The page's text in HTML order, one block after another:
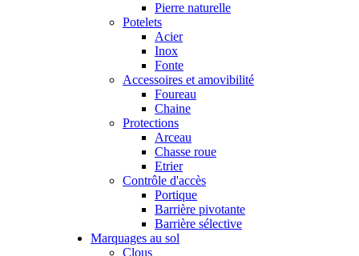
Pierre naturelle
Potelets
Acier
Inox
Fonte
Accessoires et amovibilité
Foureau
Chaine
Protections
Arceau
Chasse roue
Etrier
Contrôle d'accès
Portique
Barrière pivotante
Barrière sélective
Marquages au sol
Clous